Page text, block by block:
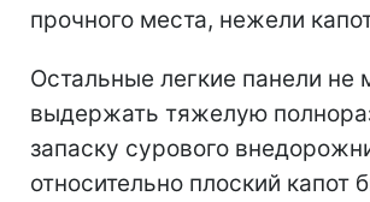
прочного места, нежели
Остальные легкие панели не
выдержать тяжелую
запаску сурового
относительно плоский капот